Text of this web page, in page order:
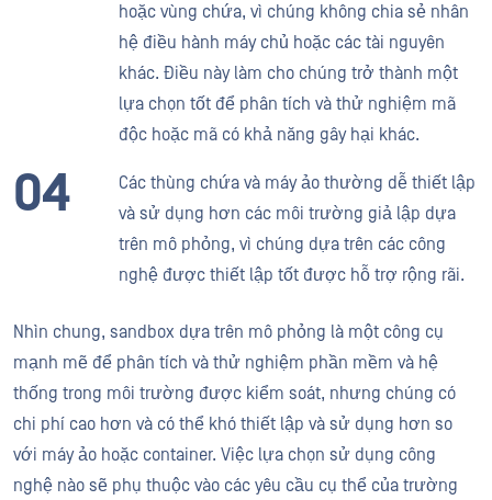
hoặc vùng chứa, vì chúng không chia sẻ nhân
hệ điều hành máy chủ hoặc các tài nguyên
khác. Điều này làm cho chúng trở thành một
lựa chọn tốt để phân tích và thử nghiệm mã
độc hoặc mã có khả năng gây hại khác.
Các thùng chứa và máy ảo thường dễ thiết lập
và sử dụng hơn các môi trường giả lập dựa
trên mô phỏng, vì chúng dựa trên các công
nghệ được thiết lập tốt được hỗ trợ rộng rãi.
Nhìn chung, sandbox dựa trên mô phỏng là một công cụ
mạnh mẽ để phân tích và thử nghiệm phần mềm và hệ
thống trong môi trường được kiểm soát, nhưng chúng có
chi phí cao hơn và có thể khó thiết lập và sử dụng hơn so
với máy ảo hoặc container. Việc lựa chọn sử dụng công
nghệ nào sẽ phụ thuộc vào các yêu cầu cụ thể của trường